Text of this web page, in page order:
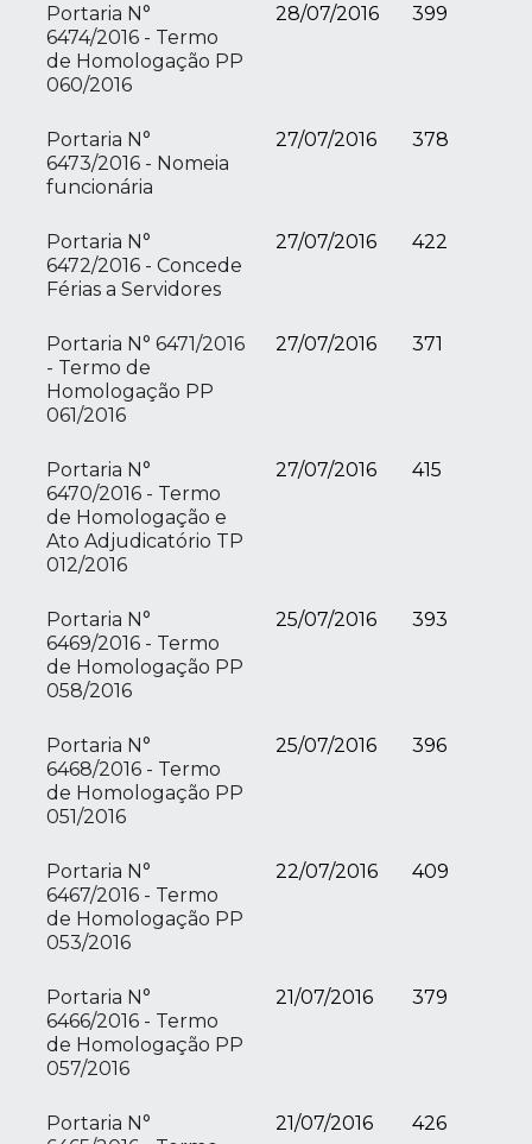
Portaria N°
6474/2016 - Termo
de Homologação PP
060/2016
28/07/2016 399
Portaria N°
6473/2016 - Nomeia
funcionária
27/07/2016 378
Portaria N°
6472/2016 - Concede
Férias a Servidores
27/07/2016 422
Portaria N° 6471/2016
- Termo de
Homologação PP
061/2016
27/07/2016 371
Portaria N°
6470/2016 - Termo
de Homologação e
Ato Adjudicatório TP
012/2016
27/07/2016 415
Portaria N°
6469/2016 - Termo
de Homologação PP
058/2016
25/07/2016 393
Portaria N°
6468/2016 - Termo
de Homologação PP
051/2016
25/07/2016 396
Portaria N°
6467/2016 - Termo
de Homologação PP
053/2016
22/07/2016 409
Portaria N°
6466/2016 - Termo
de Homologação PP
057/2016
21/07/2016 379
Portaria N°
21/07/2016 426